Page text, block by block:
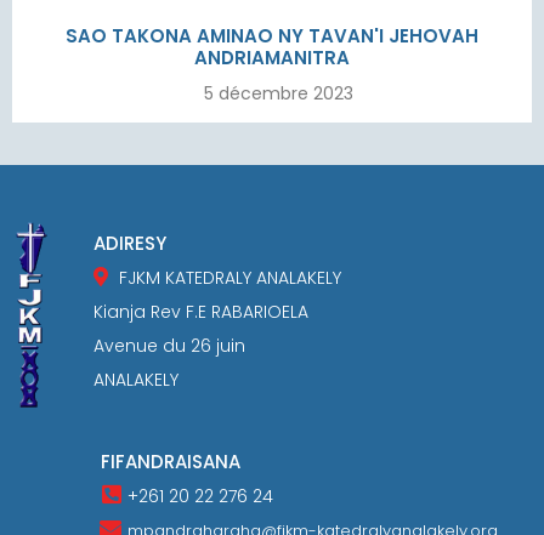
SAO TAKONA AMINAO NY TAVAN'I JEHOVAH
ANDRIAMANITRA
5 décembre 2023
ADIRESY
FJKM KATEDRALY ANALAKELY
Kianja Rev F.E RABARIOELA
Avenue du 26 juin
ANALAKELY
FIFANDRAISANA
+261 20 22 276 24